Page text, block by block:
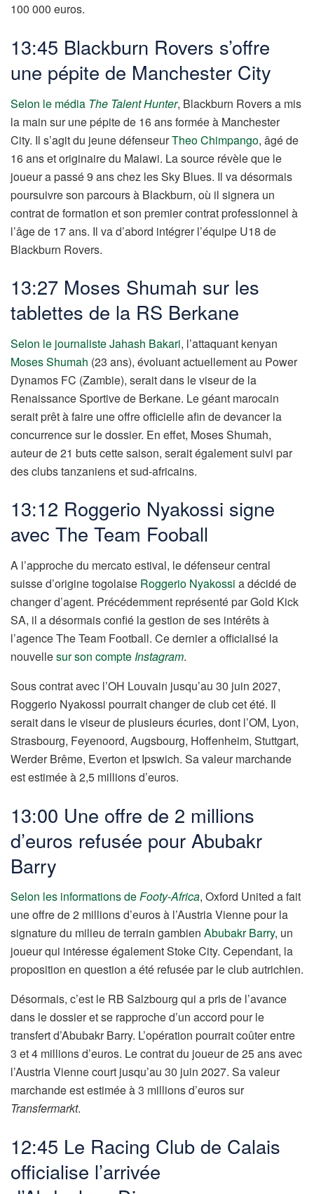
100 000 euros.
13:45 Blackburn Rovers s’offre
une pépite de Manchester City
Selon le média The Talent Hunter, Blackburn Rovers a mis
la main sur une pépite de 16 ans formée à Manchester
City. Il s’agit du jeune défenseurTheo Chimpango, âgé de
16 ans et originaire du Malawi. La source révèle que le
joueur a passé 9 ans chez les Sky Blues. Il va désormais
poursuivre son parcours à Blackburn, où il signera un
contrat de formation et son premier contrat professionnel à
l’âge de 17 ans. Il va d’abord intégrer l’équipe U18 de
Blackburn Rovers.
13:27 Moses Shumah sur les
tablettes de la RS Berkane
Selon le journaliste Jahash Bakari, l’attaquant kenyan
Moses Shumah (23 ans), évoluant actuellement au Power
Dynamos FC (Zambie), serait dans le viseur de la
Renaissance Sportive de Berkane. Le géant marocain
serait prêt à faire une offre officielle afin de devancer la
concurrence sur le dossier. En effet, Moses Shumah,
auteur de 21 buts cette saison, serait également suivi par
des clubs tanzaniens et sud-africains.
13:12 Roggerio Nyakossi signe
avec The Team Fooball
A l’approche du mercato estival, le défenseur central
suisse d’origine togolaise Roggerio Nyakossi a décidé de
changer d’agent. Précédemment représenté par Gold Kick
SA, il a désormais confié la gestion de ses intérêts à
l’agence The Team Football. Ce dernier a officialisé la
nouvellesur son compteInstagram.
Sous contrat avec l’OH Louvain jusqu’au 30 juin 2027,
Roggerio Nyakossi pourrait changer de club cet été. Il
serait dans le viseur de plusieurs écuries, dont l’OM, Lyon,
Strasbourg, Feyenoord, Augsbourg, Hoffenheim, Stuttgart,
Werder Brême, Everton et Ipswich. Sa valeur marchande
est estimée à 2,5 millions d’euros.
13:00 Une offre de 2 millions
d’euros refusée pour Abubakr
Barry
Selon les informations deFooty-Africa, Oxford United a fait
une offre de 2 millions d’euros à l’Austria Vienne pour la
signature du milieu de terrain gambien Abubakr Barry, un
joueur qui intéresse également Stoke City. Cependant, la
proposition en question a été refusée par le club autrichien.
Désormais, c’est le RB Salzbourg qui a pris de l’avance
dans le dossier et se rapproche d’un accord pour le
transfert d’Abubakr Barry. L’opération pourrait coûter entre
3 et 4 millions d’euros. Le contrat du joueur de 25 ans avec
l’Austria Vienne court jusqu’au 30 juin 2027. Sa valeur
marchande est estimée à 3 millions d’euros sur
Transfermarkt.
12:45 Le Racing Club de Calais
officialise l’arrivée